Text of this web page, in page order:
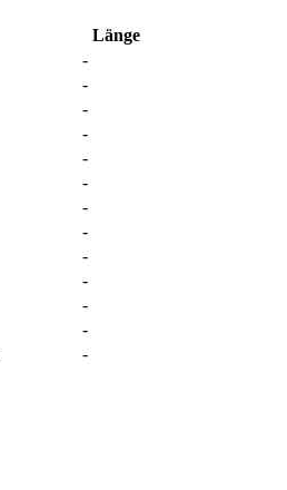
Länge
-
-
-
-
-
-
-
-
-
-
-
-
-